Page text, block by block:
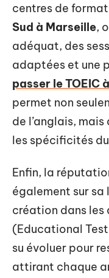
centres de
Sud à Marseille,
adéquat, des
adaptées et une
passer le TOEIC
permet non
de l’anglais,
les spécificités
Enfin, la
également sur sa
création dans les
(Educational
su évoluer pour
attirant chaque